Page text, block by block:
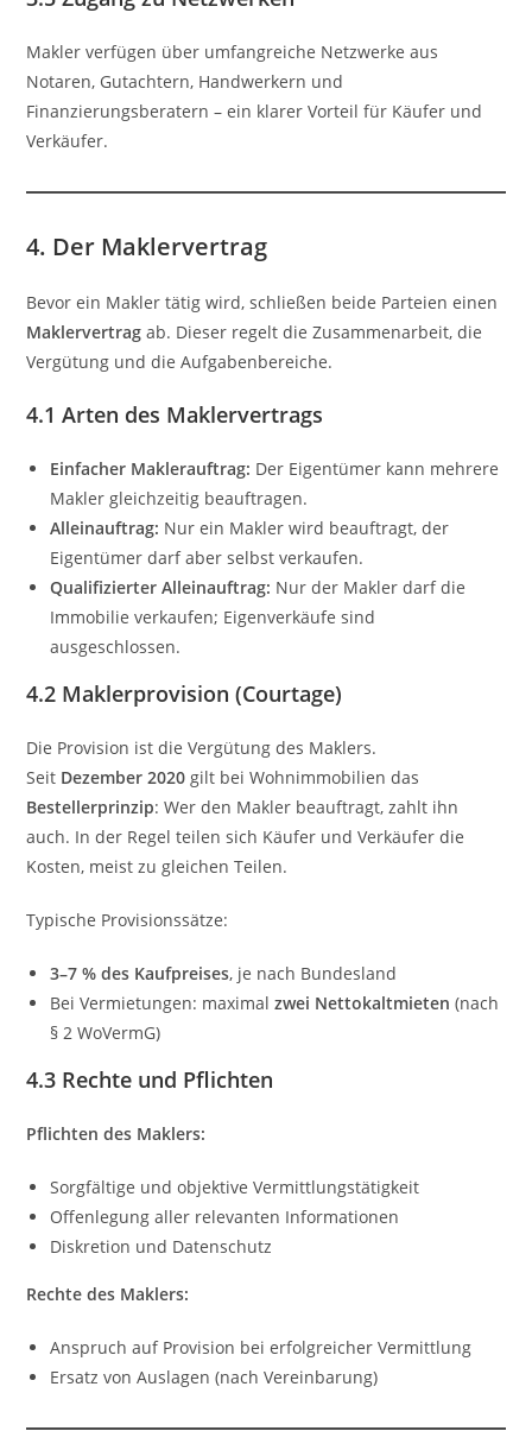
Makler verfügen über umfangreiche Netzwerke aus
Notaren, Gutachtern, Handwerkern und
Finanzierungsberatern – ein klarer Vorteil für Käufer und
Verkäufer.
4. Der Maklervertrag
Bevor ein Makler tätig wird, schließen beide Parteien einen
Maklervertrag ab. Dieser regelt die Zusammenarbeit, die
Vergütung und die Aufgabenbereiche.
4.1 Arten des Maklervertrags
Einfacher Maklerauftrag: Der Eigentümer kann mehrere
Makler gleichzeitig beauftragen.
Alleinauftrag: Nur ein Makler wird beauftragt, der
Eigentümer darf aber selbst verkaufen.
Qualifizierter Alleinauftrag: Nur der Makler darf die
Immobilie verkaufen; Eigenverkäufe sind
ausgeschlossen.
4.2 Maklerprovision (Courtage)
Die Provision ist die Vergütung des Maklers.
Seit Dezember 2020 gilt bei Wohnimmobilien das
Bestellerprinzip: Wer den Makler beauftragt, zahlt ihn
auch. In der Regel teilen sich Käufer und Verkäufer die
Kosten, meist zu gleichen Teilen.
Typische Provisionssätze:
3–7 % des Kaufpreises, je nach Bundesland
Bei Vermietungen: maximalzwei Nettokaltmieten (nach
§ 2 WoVermG)
4.3 Rechte und Pflichten
Pflichten des Maklers:
Sorgfältige und objektive Vermittlungstätigkeit
Offenlegung aller relevanten Informationen
Diskretion und Datenschutz
Rechte des Maklers:
Anspruch auf Provision bei erfolgreicher Vermittlung
Ersatz von Auslagen (nach Vereinbarung)